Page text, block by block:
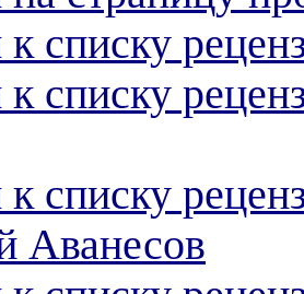
списку
списку
списку
Аванесов